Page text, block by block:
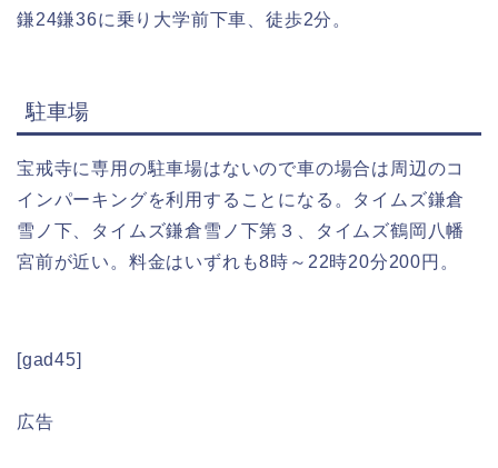
鎌24鎌36に乗り大学前下車、徒歩2分。
駐車場
宝戒寺に専用の駐車場はないので車の場合は周辺のコ
インパーキングを利用することになる。タイムズ鎌倉
雪ノ下、タイムズ鎌倉雪ノ下第３、タイムズ鶴岡八幡
宮前が近い。料金はいずれも8時～22時20分200円。
[gad45]
広告